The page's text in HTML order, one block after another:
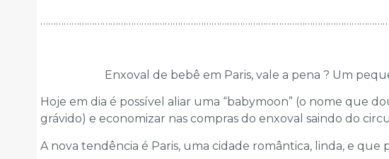
Enxoval de bebê em Paris, vale a pena ? Um
Hoje em dia é possível aliar uma “babymoon” (o nome que
grávido) e economizar nas compras do enxoval saindo do
A nova tendência é Paris, uma cidade romântica, linda, e que